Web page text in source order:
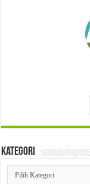
Kategori
Kategori